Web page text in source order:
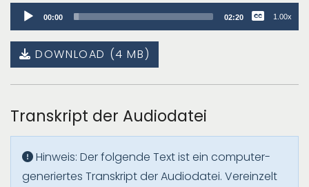
Audio
Player
00:00 02:20 1.00x
DOWNLOAD (4 MB)
Transkript der Audiodatei
Hinweis: Der folgende Text ist ein computer-
generiertes Transkript der Audiodatei. Vereinzelt